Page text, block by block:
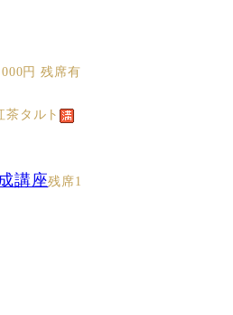
円 残席有
タルト
講座残席1